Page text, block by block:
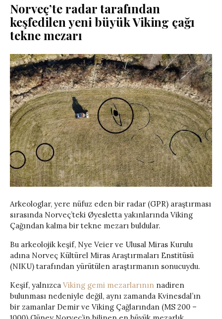
Norveç’te radar tarafından
keşfedilen yeni büyük Viking çağı
tekne mezarı
Arkeologlar, yere nüfuz eden bir radar (GPR) araştırması
sırasında Norveç’teki Øyesletta yakınlarında Viking
Çağından kalma bir tekne mezarı buldular.
Bu arkeolojik keşif, Nye Veier ve Ulusal Miras Kurulu
adına Norveç Kültürel Miras Araştırmaları Enstitüsü
(NIKU) tarafından yürütülen araştırmanın sonucuydu.
Keşif, yalnızca Viking gemi mezarlarının nadiren
bulunması nedeniyle değil, aynı zamanda Kvinesdal’ın
bir zamanlar Demir ve Viking Çağlarından (MS 200 –